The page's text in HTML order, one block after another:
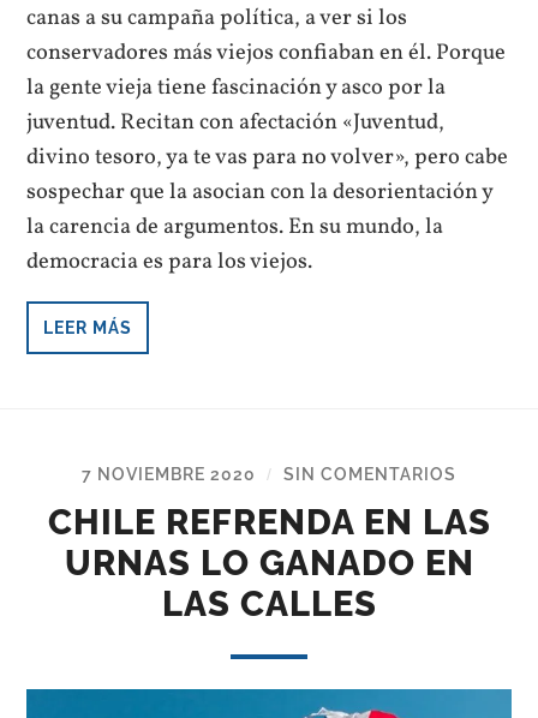
canas a su campaña política, a ver si los
conservadores más viejos confiaban en él. Porque
la gente vieja tiene fascinación y asco por la
juventud. Recitan con afectación «Juventud,
divino tesoro, ya te vas para no volver», pero cabe
sospechar que la asocian con la desorientación y
la carencia de argumentos. En su mundo, la
democracia es para los viejos.
LEER MÁS
7 NOVIEMBRE 2020 / SIN COMENTARIOS
CHILE REFRENDA EN LAS
URNAS LO GANADO EN
LAS CALLES